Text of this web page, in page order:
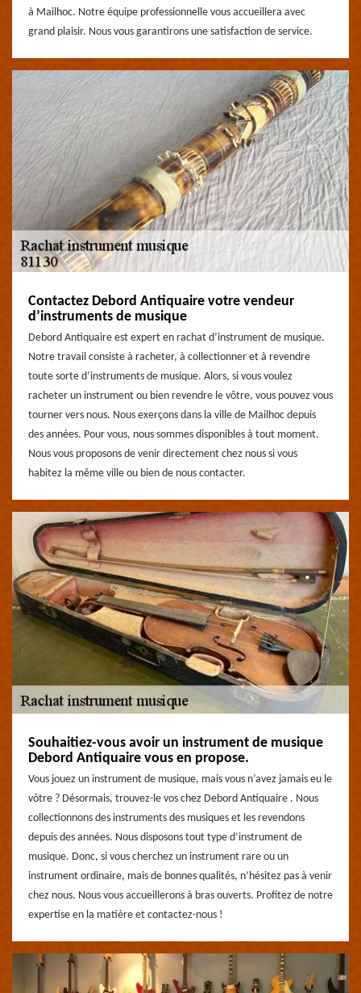
à Mailhoc. Notre équipe professionnelle vous accueillera avec
grand plaisir. Nous vous garantirons une satisfaction de service.
Contactez Debord Antiquaire votre vendeur
d’instruments de musique
Debord Antiquaire est expert en rachat d’instrument de musique.
Notre travail consiste à racheter, à collectionner et à revendre
toute sorte d’instruments de musique. Alors, si vous voulez
racheter un instrument ou bien revendre le vôtre, vous pouvez vous
tourner vers nous. Nous exerçons dans la ville de Mailhoc depuis
des années. Pour vous, nous sommes disponibles à tout moment.
Nous vous proposons de venir directement chez nous si vous
habitez la même ville ou bien de nous contacter.
Souhaitiez-vous avoir un instrument de musique
Debord Antiquaire vous en propose.
Vous jouez un instrument de musique, mais vous n’avez jamais eu le
vôtre ? Désormais, trouvez-le vos chez Debord Antiquaire . Nous
collectionnons des instruments des musiques et les revendons
depuis des années. Nous disposons tout type d’instrument de
musique. Donc, si vous cherchez un instrument rare ou un
instrument ordinaire, mais de bonnes qualités, n’hésitez pas à venir
chez nous. Nous vous accueillerons à bras ouverts. Profitez de notre
expertise en la matière et contactez-nous !